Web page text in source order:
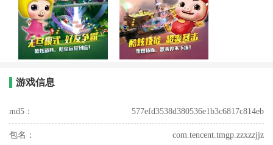
游戏信息
md5： 577efd3538d380536e1b3c6817c814eb
包名： com.tencent.tmgp.zzxzzjjz